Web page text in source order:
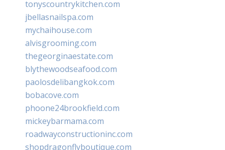
tonyscountrykitchen.com
jbellasnailspa.com
mychaihouse.com
alvisgrooming.com
thegeorginaestate.com
blythewoodseafood.com
paolosdelibangkok.com
bobacove.com
phoone24brookfield.com
mickeybarmama.com
roadwayconstructioninc.com
shopdragonflyboutique.com